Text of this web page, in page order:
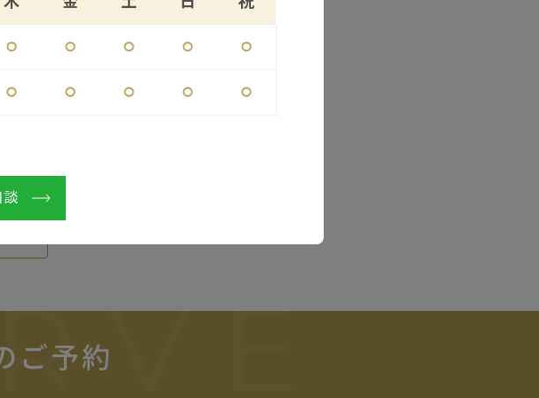
⚪︎ ⚪︎ ⚪︎ ⚪︎ ⚪︎
⚪︎ ⚪︎ ⚪︎ ⚪︎ ⚪︎
ご予約